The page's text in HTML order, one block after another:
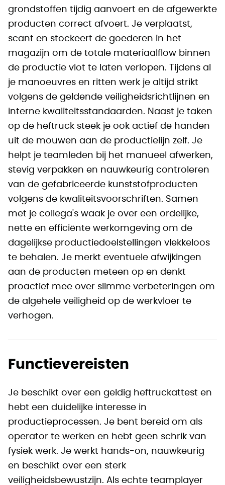
grondstoffen tijdig aanvoert en de afgewerkte
producten correct afvoert. Je verplaatst,
scant en stockeert de goederen in het
magazijn om de totale materiaalflow binnen
de productie vlot te laten verlopen. Tijdens al
je manoeuvres en ritten werk je altijd strikt
volgens de geldende veiligheidsrichtlijnen en
interne kwaliteitsstandaarden. Naast je taken
op de heftruck steek je ook actief de handen
uit de mouwen aan de productielijn zelf. Je
helpt je teamleden bij het manueel afwerken,
stevig verpakken en nauwkeurig controleren
van de gefabriceerde kunststofproducten
volgens de kwaliteitsvoorschriften. Samen
met je collega's waak je over een ordelijke,
nette en efficiënte werkomgeving om de
dagelijkse productiedoelstellingen vlekkeloos
te behalen. Je merkt eventuele afwijkingen
aan de producten meteen op en denkt
proactief mee over slimme verbeteringen om
de algehele veiligheid op de werkvloer te
verhogen.
Functievereisten
Je beschikt over een geldig heftruckattest en
hebt een duidelijke interesse in
productieprocessen. Je bent bereid om als
operator te werken en hebt geen schrik van
fysiek werk. Je werkt hands-on, nauwkeurig
en beschikt over een sterk
veiligheidsbewustzijn. Als echte teamplayer